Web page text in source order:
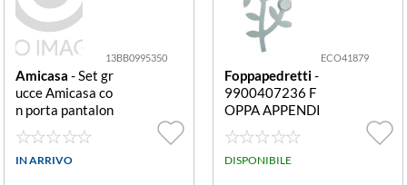
13BB0995350
Amicasa - Set gr
ucce Amicasa co
n porta pantalon
i Bianco con por
ta pantaloni
IN ARRIVO
ECO41879
Foppapedretti-
9900407236 F
OPPA APPENDI
ALBERO ARGE
NTO
DISPONIBILE